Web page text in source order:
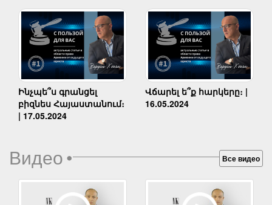
Ինչպե՞ս գրանցել
բիզնես Հայաստանում։
| 17.05.2024
Վճարել ե՞ք հարկերը։ |
16.05.2024
Видео• Все видео